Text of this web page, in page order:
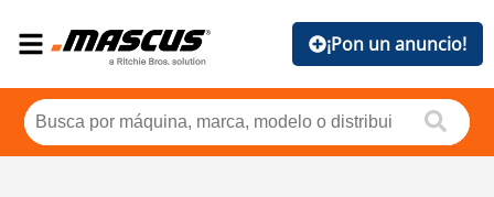
¡Pon un anuncio!